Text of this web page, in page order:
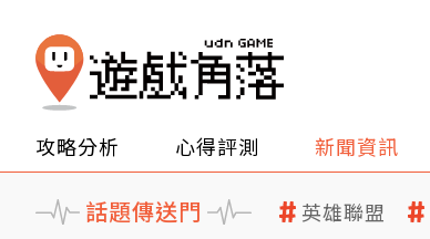
攻略分析 心得評測 新聞資訊
話題傳送門 英雄聯盟